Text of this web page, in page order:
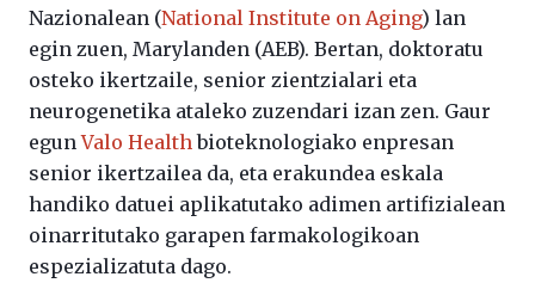
Nazionalean (National Institute on Aging) lan
egin zuen, Marylanden (AEB). Bertan, doktoratu
osteko ikertzaile, senior zientzialari eta
neurogenetika ataleko zuzendari izan zen. Gaur
egunValo Healthbioteknologiako enpresan
senior ikertzailea da, eta erakundea eskala
handiko datuei aplikatutako adimen artifizialean
oinarritutako garapen farmakologikoan
espezializatuta dago.